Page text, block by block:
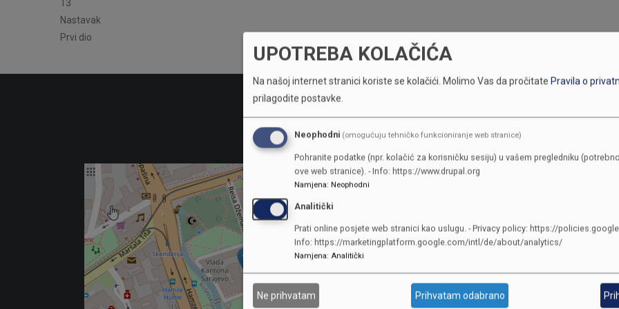
13
Nastavak
Prvi dio
KONTAKTI
Adresa: Sarajevo, Reisa
Čauševića 1
skupstina@skupstina.ks.gov.ba
UPOTREBA KOLAČIĆA
Na našoj internet stranici koriste se kolačići. Molimo Vas da pročitate Pravila o
prilagodite postavke.
Neophodni (omogućuju tehničko funkcioniranje web stranice)
Pohranite podatke (npr. kolačić za korisničku sesiju) u vašem pregledniku
ove web stranice). - Info: https://www.drupal.org
Namjena: Neophodni
Analitički
Prati online posjete web stranici kao uslugu. - Privacy policy: https://
Info: https://marketingplatform.google.com/intl/de/about/analytics/
Namjena: Analitički
Ne prihvatam Prihvatam odabrano